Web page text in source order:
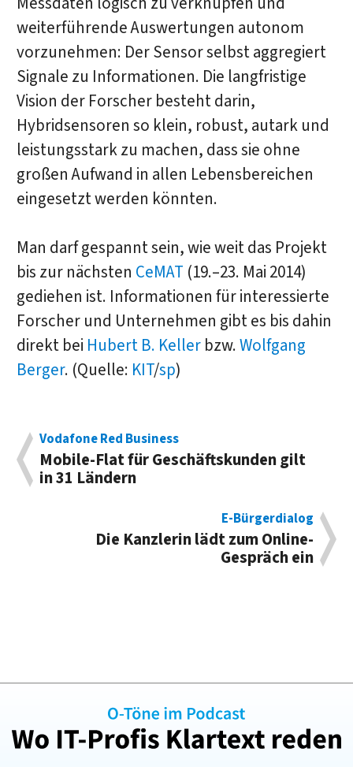
weiterführende Auswertungen autonom
vorzunehmen: Der Sensor selbst aggregiert
Signale zu Informationen. Die langfristige
Vision der Forscher besteht darin,
Hybridsensoren so klein, robust, autark und
leistungsstark zu machen, dass sie ohne
großen Aufwand in allen Lebensbereichen
eingesetzt werden könnten.
Man darf gespannt sein, wie weit das Projekt
bis zur nächsten CeMAT (19.–23. Mai 2014)
gediehen ist. Informationen für interessierte
Forscher und Unternehmen gibt es bis dahin
direkt bei Hubert B. Kellerbzw.Wolfgang
Berger. (Quelle: KIT/sp)
Vodafone Red Business
Mobile-Flat für Geschäftskunden gilt
in 31 Ländern
E-Bürgerdialog
Die Kanzlerin lädt zum Online-
Gespräch ein